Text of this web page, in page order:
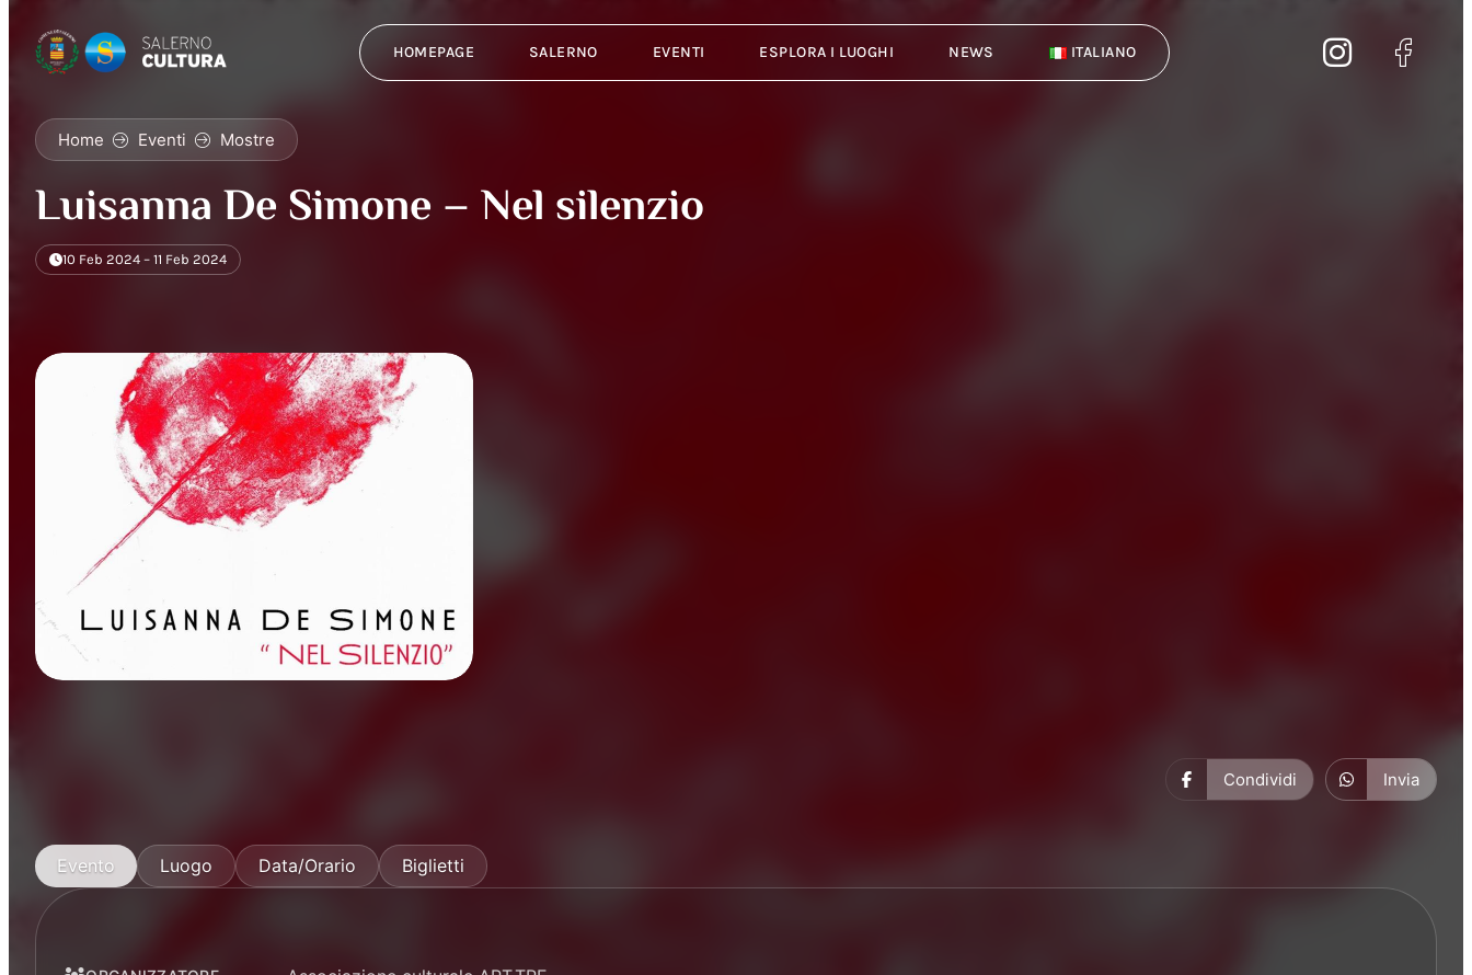
HOMEPAGE SALERNO EVENTI ESPLORA I LUOGHI NEWS ITALIANO
Home Eventi Mostre
Luisanna De Simone – Nel silenzio
10 Feb 2024 – 11 Feb 2024
Condividi Invia
Evento Luogo Data/Orario Biglietti